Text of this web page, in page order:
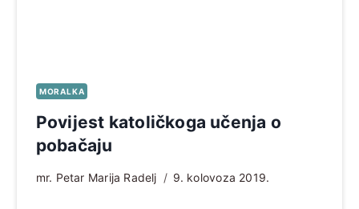
MORALKA
Povijest katoličkoga učenja o
pobačaju
mr. Petar Marija Radelj 9. kolovoza 2019.